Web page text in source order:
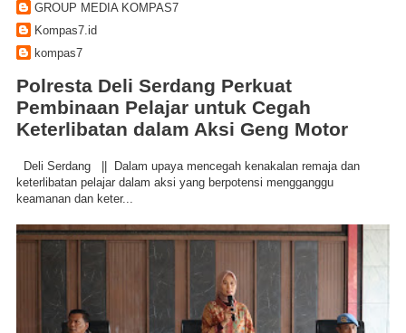
GROUP MEDIA KOMPAS7
Kompas7.id
kompas7
Polresta Deli Serdang Perkuat
Pembinaan Pelajar untuk Cegah
Keterlibatan dalam Aksi Geng Motor
Deli Serdang || Dalam upaya mencegah kenakalan remaja dan
keterlibatan pelajar dalam aksi yang berpotensi mengganggu
keamanan dan keter...